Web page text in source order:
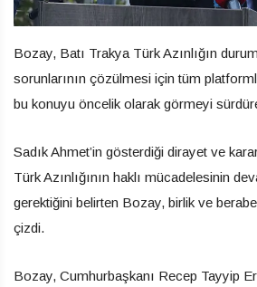
Bozay, Batı Trakya Türk Azınlığın
sorunlarının çözülmesi için tüm
bu konuyu öncelik olarak görmeyi
Sadık Ahmet’in gösterdiği dirayet ve
Türk Azınlığının haklı mücadelesinin
gerektiğini belirten Bozay, birlik ve
çizdi.
Bozay, Cumhurbaşkanı Recep Tayyip